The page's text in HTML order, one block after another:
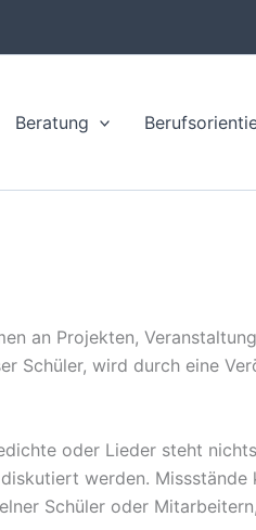
Beratung
an Projekten,
Schüler, wird durch eine
oder Lieder steht
werden.
Schüler oder